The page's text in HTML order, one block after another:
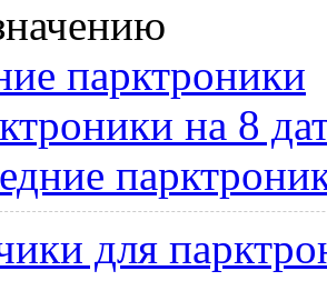
парктроники
на 8
для